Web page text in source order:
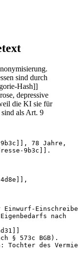
sind durch
Hash]]
depressive
die KI sie für
als Art. 9
78 Jahre,
9b3c]].
Einwurf-
nach
§ 573c BGB).
Tochter des